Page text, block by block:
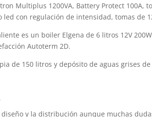
Multiplus 1200VA, Battery Protect 100A,
con regulación de intensidad, tomas de
es un boiler Elgena de 6 litros 12V
Autoterm 2D.
de 150 litros y depósito de aguas grises
y la distribución aunque muchas